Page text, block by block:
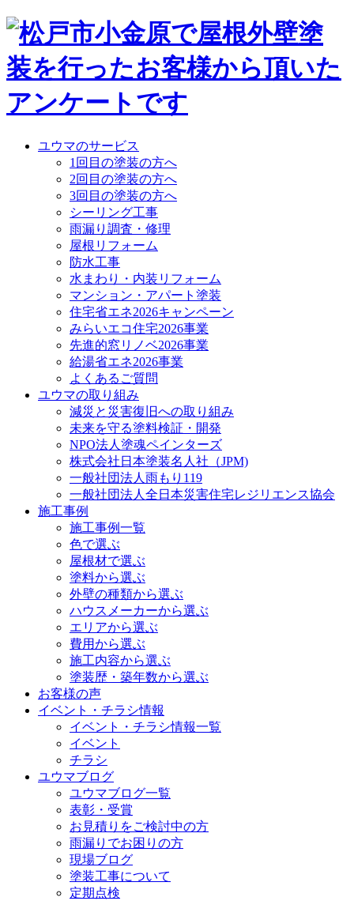
ユウマのサービス
1回目の塗装の方へ
2回目の塗装の方へ
3回目の塗装の方へ
シーリング工事
雨漏り調査・修理
屋根リフォーム
防水工事
水まわり・内装リフォーム
マンション・アパート塗装
住宅省エネ2026キャンペーン
みらいエコ住宅2026事業
先進的窓リノベ2026事業
給湯省エネ2026事業
よくあるご質問
ユウマの取り組み
減災と災害復旧への取り組み
未来を守る塗料検証・開発
NPO法人塗魂ペインターズ
株式会社日本塗装名人社（JPM)
一般社団法人雨もり119
一般社団法人全日本災害住宅レジリエンス協会
施工事例
施工事例一覧
色で選ぶ
屋根材で選ぶ
塗料から選ぶ
外壁の種類から選ぶ
ハウスメーカーから選ぶ
エリアから選ぶ
費用から選ぶ
施工内容から選ぶ
塗装歴・築年数から選ぶ
お客様の声
イベント・チラシ情報
イベント・チラシ情報一覧
イベント
チラシ
ユウマブログ
ユウマブログ一覧
表彰・受賞
お見積りをご検討中の方
雨漏りでお困りの方
現場ブログ
塗装工事について
定期点検